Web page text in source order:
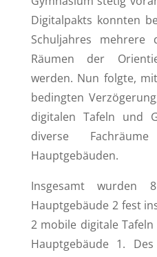
Digitalpakts konnten
Schuljahres
Räumen der
werden. Nun folgte,
bedingten
digitalen Tafeln und
diverse
Hauptgebäuden.
Insgesamt wurden
Hauptgebäude 2 fest
2 mobile digitale
Hauptgebäude 1.